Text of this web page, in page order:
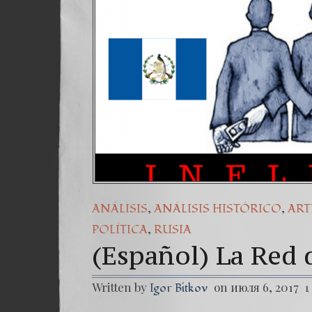
ANÁLISIS, ANÁLISIS HISTÓRICO,
POLÍTICA, RUSIA
(Español) La
Written by Igor Bitkov on июля 6, 2017